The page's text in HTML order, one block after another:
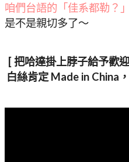
咱們台語的「佳系都勒？」
是不是親切多了～
[ 把哈達掛上脖子給予歡
白絲肯定 Made in China